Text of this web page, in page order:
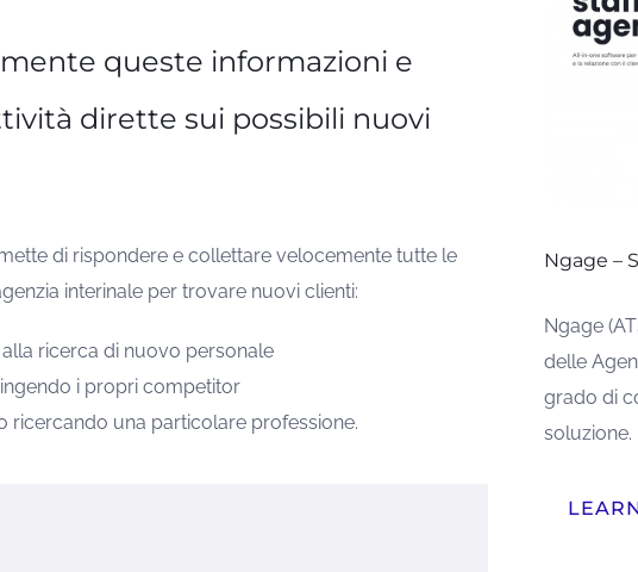
queste informazioni e
dirette sui possibili nuovi
di rispondere e collettare velocemente tutte le
interinale per trovare nuovi clienti:
ricerca di nuovo personale
i propri competitor
ricercando una particolare professione.
Ngage –
Ngage
delle
grado di
soluzione.